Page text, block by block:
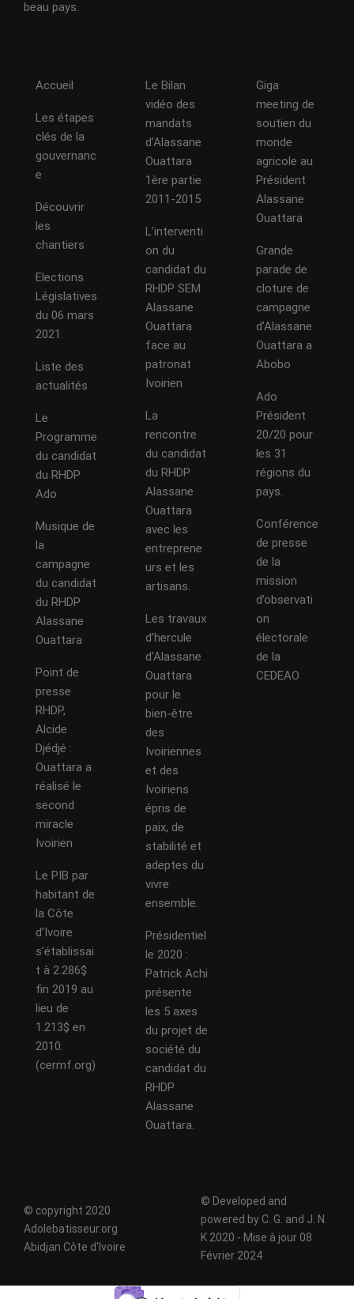
beau pays.
Accueil
Les étapes
clés de la
gouvernanc
e
Découvrir
les
chantiers
Elections
Législatives
du 06 mars
2021.
Liste des
actualités
Le
Programme
du candidat
du RHDP
Ado
Musique de
la
campagne
du candidat
du RHDP
Alassane
Ouattara
Point de
presse
RHDP,
Alcide
Djédjé :
Ouattara a
réalisé le
second
miracle
Ivoirien
Le PIB par
habitant de
la Côte
d’Ivoire
s’établissai
t à 2.286$
fin 2019 au
lieu de
1.213$ en
2010.
(cermf.org)
Le Bilan
vidéo des
mandats
d’Alassane
Ouattara
1ère partie
2011-2015
L’interventi
on du
candidat du
RHDP SEM
Alassane
Ouattara
face au
patronat
Ivoirien
La
rencontre
du candidat
du RHDP
Alassane
Ouattara
avec les
entreprene
urs et les
artisans.
Les travaux
d’hercule
d’Alassane
Ouattara
pour le
bien-être
des
Ivoiriennes
et des
Ivoiriens
épris de
paix, de
stabilité et
adeptes du
vivre
ensemble.
Présidentiel
le 2020 :
Patrick Achi
présente
les 5 axes
du projet de
société du
candidat du
RHDP
Alassane
Ouattara.
Giga
meeting de
soutien du
monde
agricole au
Président
Alassane
Ouattara
Grande
parade de
cloture de
campagne
d’Alassane
Ouattara a
Abobo
Ado
Président
20/20 pour
les 31
régions du
pays.
Conférence
de presse
de la
mission
d’observati
on
électorale
de la
CEDEAO
© copyright 2020
Adolebatisseur.org
Abidjan Côte d'Ivoire
© Developed and
powered by C. G. and J. N.
K 2020 - Mise à jour 08
Février 2024